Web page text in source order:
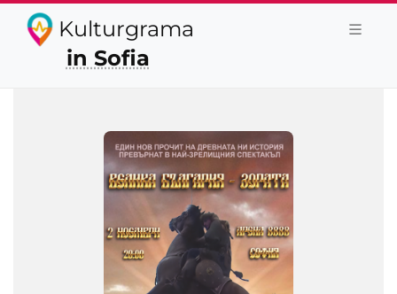
Kulturgrama
in Sofia